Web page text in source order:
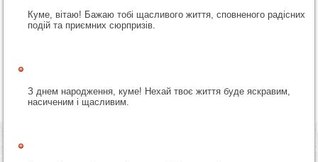
Куме, вітаю! Бажаю тобі щасливого життя, сповненого радісних
подій та приємних сюрпризів.
З днем народження, куме! Нехай твоє життя буде яскравим,
насиченим і щасливим.